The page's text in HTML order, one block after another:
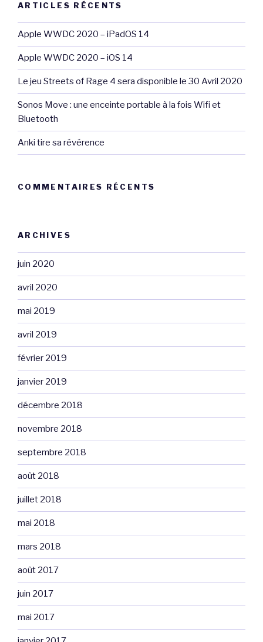
ARTICLES RÉCENTS
Apple WWDC 2020 – iPadOS 14
Apple WWDC 2020 – iOS 14
Le jeu Streets of Rage 4 sera disponible le 30 Avril 2020
Sonos Move : une enceinte portable à la fois Wifi et
Bluetooth
Anki tire sa révérence
COMMENTAIRES RÉCENTS
ARCHIVES
juin 2020
avril 2020
mai 2019
avril 2019
février 2019
janvier 2019
décembre 2018
novembre 2018
septembre 2018
août 2018
juillet 2018
mai 2018
mars 2018
août 2017
juin 2017
mai 2017